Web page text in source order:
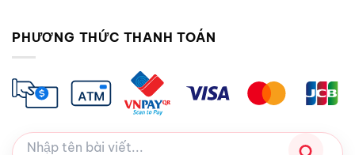
PHƯƠNG THỨC THANH TOÁN